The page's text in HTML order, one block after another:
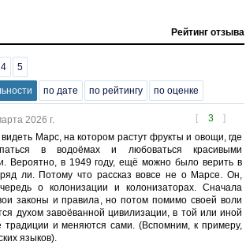
Рейтинг отзыва
4 5
по дате по рейтингу по оценке
[ 3 ]
2026 г.
Марс, на котором растут фрукты и овощи, где
в водоёмах и любоваться красивыми
Вероятно, в 1949 году, ещё можно было верить в
ли. Потому что рассказ вовсе не о Марсе. Он,
о колонизации и колонизаторах. Сначала
законы и правила, но потом помимо своей воли
духом завоёванной цивилизации, в той или иной
традиции и меняются сами. (Вспомним, к примеру,
языков).